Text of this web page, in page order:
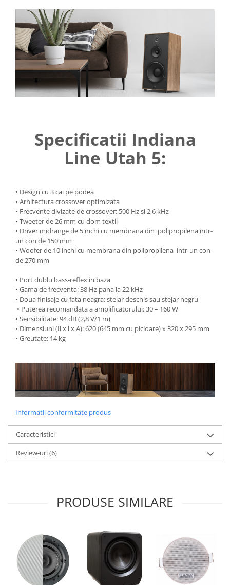
Specificatii Indiana
Line Utah 5:
• Design cu 3 cai pe podea
• Arhitectura crossover optimizata
• Frecvente divizate de crossover: 500 Hz si 2,6 kHz
• Tweeter de 26 mm cu dom textil
• Driver midrange de 5 inchi cu membrana din polipropilena intr-
un con de 150 mm
• Woofer de 10 inchi cu membrana din polipropilena intr-un con
de 270 mm
• Port dublu bass-reflex in baza
• Gama de frecventa: 38 Hz pana la 22 kHz
• Doua finisaje cu fata neagra: stejar deschis sau stejar negru
• Puterea recomandata a amplificatorului: 30 – 160 W
• Sensibilitate: 94 dB (2,8 V/1 m)
• Dimensiuni (Il x l x A): 620 (645 mm cu picioare) x 320 x 295 mm
• Greutate: 14 kg
Informatii conformitate produs
Caracteristici
Review-uri(6)
PRODUSE SIMILARE